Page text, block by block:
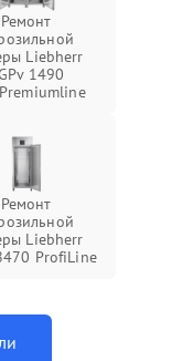
Ремонт
Liebherr
1490
Ремонт
Liebherr
ProfiLine